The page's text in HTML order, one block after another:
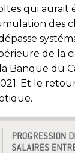
qui aurait
des
de la
Banque du
Et le